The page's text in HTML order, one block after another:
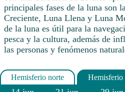
principales fases de la luna son
Creciente, Luna Llena y Luna
de la luna es útil para la
pesca y la cultura, además de
las personas y fenómenos